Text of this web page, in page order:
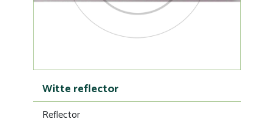
Witte reflector
Reflector